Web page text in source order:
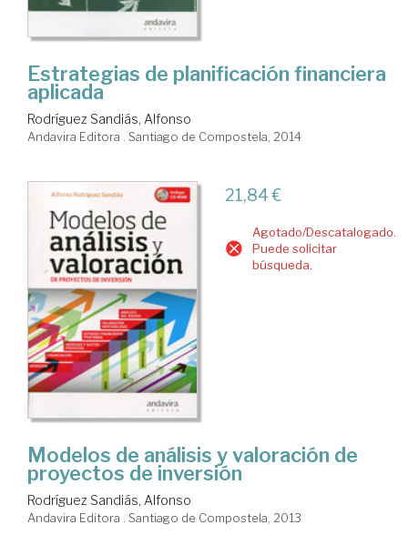
Estrategias de planificación financiera
aplicada
Rodríguez Sandiás, Alfonso
Andavira Editora . Santiago de Compostela, 2014
21,84 €
Agotado/Descatalogado.
Puede solicitar
búsqueda.
Modelos de análisis y valoración de
proyectos de inversión
Rodríguez Sandiás, Alfonso
Andavira Editora . Santiago de Compostela, 2013